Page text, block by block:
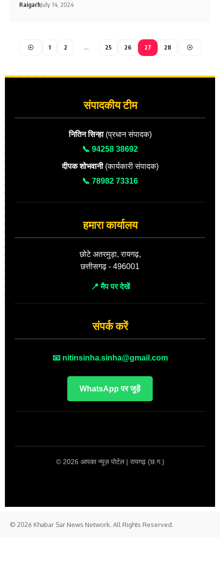
RaigarhJuly 14, 2024
1 2 … 25 26 27 28
संपादकीय टीम
नितिन सिन्हा(प्रधान संपादक)
📞 94258 38692
दीपक शोभवानी(कार्यकारी संपादक)
📞 78982 73316
हमारा कार्यालय
छोटे अतरमुड़ा, रायगढ़,
छत्तीसगढ़ - 496001
📍 मैप पर देखें
संपर्क करें
📧 nitinsinha.sinha@gmail.com
WhatsApp पर जुड़ें
© 2026 आपका न्यूज़ पोर्टल | रायगढ़ (छ.ग.)
© 2026 Khabar Sar News Network. All Rights Reserved.